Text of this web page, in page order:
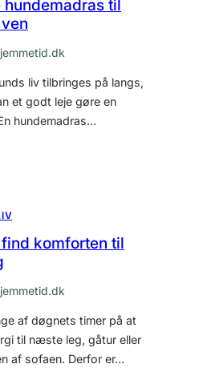
hundemadras til
liv tilbringes på langs,
et godt leje gøre en
hundemadras…
komforten til
af døgnets timer på at
til næste leg, gåtur eller
af sofaen. Derfor er…